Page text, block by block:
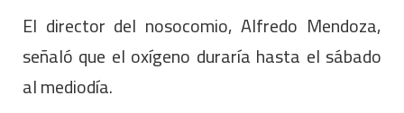
El director del nosocomio, Alfredo Mendoza,
señaló que el oxígeno duraría hasta el sábado
al mediodía.